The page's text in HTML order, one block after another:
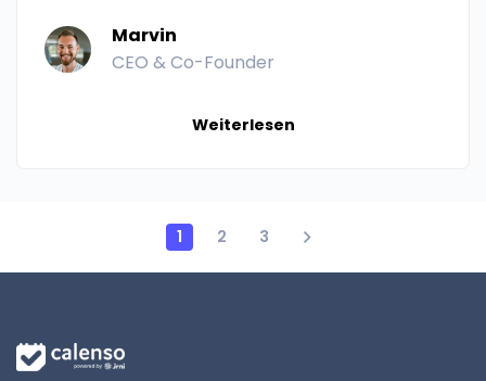
Marvin
CEO & Co-Founder
Weiterlesen
1 2 3